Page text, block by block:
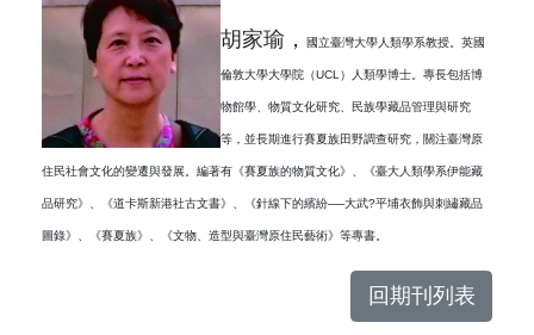
胡家瑜， 國立臺灣大學人類學系教授。英國
倫敦大學大學院（UCL）人類學博士。專長包括博
物館學、物質文化研究、民族學藏品管理與研究
等，並長期進行賽夏族田野調查研究，關注臺灣原
住民社會文化的變遷與發展。編著有《賽夏族的物質文化》、《臺大人類學系伊能藏
品研究》、《道卡斯新港社古文書》、《針線下的繽紛──大武?平埔衣飾與刺繡藏品
圖錄》、《賽夏族》、《文物、造型與臺灣原住民藝術》等專書。
回期刊列表